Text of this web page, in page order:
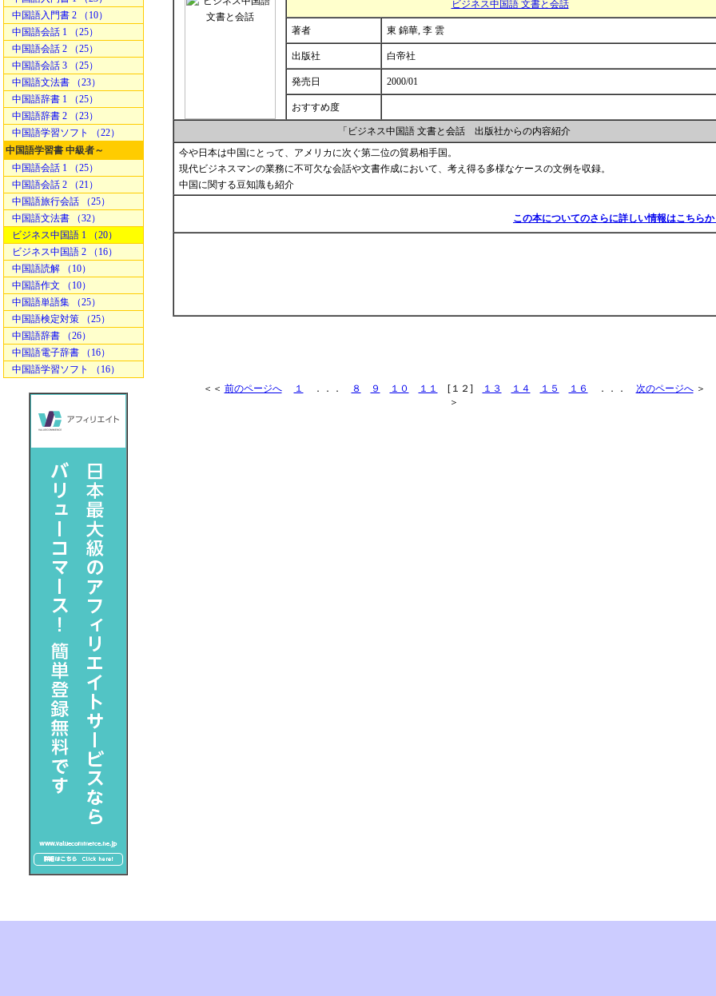
中国語入門書 2 （10）
中国語会話 1 （25）
中国語会話 2 （25）
中国語会話 3 （25）
中国語文法書 （23）
中国語辞書 1 （25）
中国語辞書 2 （23）
中国語学習ソフト （22）
中国語学習書 中級者～
中国語会話 1 （25）
中国語会話 2 （21）
中国語旅行会話 （25）
中国語文法書 （32）
ビジネス中国語 1 （20）
ビジネス中国語 2 （16）
中国語読解 （10）
中国語作文 （10）
中国語単語集 （25）
中国語検定対策 （25）
中国語辞書 （26）
中国語電子辞書 （16）
中国語学習ソフト （16）
ビジネス中国語 文書と会話
著者 東 錦華, 李 雲
出版社 白帝社
発売日 2000/01
おすすめ度
「ビジネス中国語 文書と会話 出版社からの内容紹介
今や日本は中国にとって、アメリカに次ぐ第二位の貿易相手国。
現代ビジネスマンの業務に不可欠な会話や文書作成において、考え得る多様なケースの文例を収録。
中国に関する豆知識も紹介
この本についてのさらに詳しい情報はこちら
＜＜ 前のページへ １ ．．． ８ ９ １０ １１ [１２] １３ １４ １５ １６ ．．． 次のページへ＞
＞